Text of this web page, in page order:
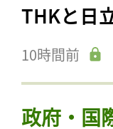
THKと日
10時間前
政府・国